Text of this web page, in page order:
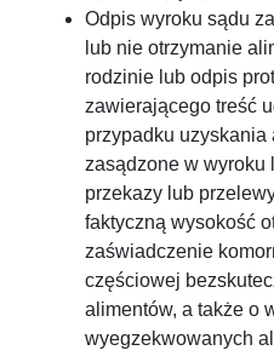
Odpis wyroku sądu
lub nie otrzymanie
rodzinie lub odpis
zawierającego treść
przypadku
zasądzone w wyroku
przekazy lub
faktyczną wysokość
zaświadczenie
częściowej
alimentów, a także o
wyegzekwowanych